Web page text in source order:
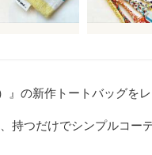
』の新作トートバッグをレ
持つだけでシンプルコー